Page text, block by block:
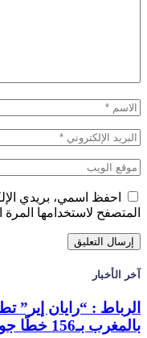
احفظ اسمي، بريدي
المتصفح لاستخدامها
آخر الأخبار
الرباط : “رايان إير”
بالمغرب بـ156 خطًا جوياً و5.3 ملايين مقعد …